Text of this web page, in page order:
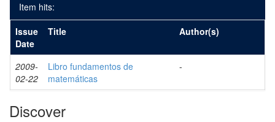
Item hits:
Issue
Date
Title Author(s)
2009-
02-22
Libro fundamentos de
matemáticas
-
Discover